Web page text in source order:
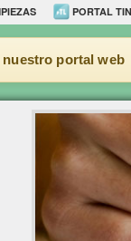
PORTAL
nuestro portal web